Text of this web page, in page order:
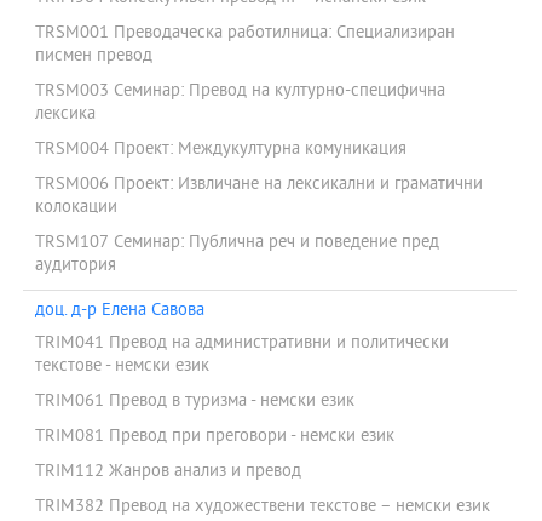
TRSM001 Преводаческа работилница: Специализиран
писмен превод
TRSM003 Семинар: Превод на културно-специфична
лексика
TRSM004 Проект: Междукултурна комуникация
TRSM006 Проект: Извличане на лексикални и граматични
колокации
TRSM107 Семинар: Публична реч и поведение пред
аудитория
доц. д-р Елена Савова
TRIM041 Превод на административни и политически
текстове - немски език
TRIM061 Превод в туризма - немски език
TRIM081 Превод при преговори - немски език
TRIM112 Жанров анализ и превод
TRIM382 Превод на художествени текстове – немски език